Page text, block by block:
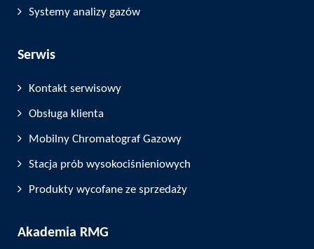
Systemy analizy gazów
Serwis
Kontakt serwisowy
Obsługa klienta
Mobilny Chromatograf Gazowy
Stacja prób wysokociśnieniowych
Produkty wycofane ze sprzedaży
Akademia RMG